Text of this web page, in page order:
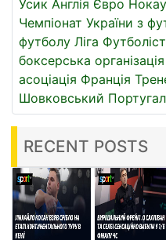
Усик Англія Євро
Чемпіонат України з
футболу Ліга Футболіст
боксерська організація
асоціація Франція
Шовковський
RECENT POSTS